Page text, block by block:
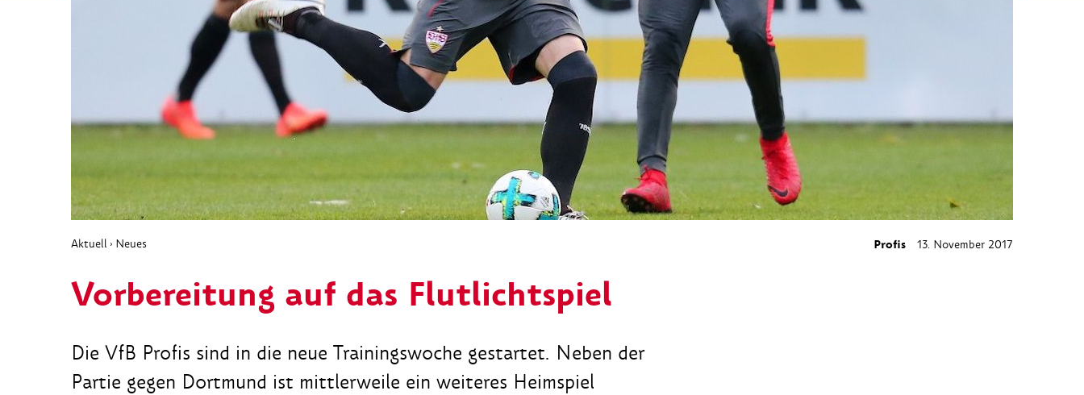
Aktuell › Neues Profis 13. November 2017
Vorbereitung auf das Flutlichtspiel
Die VfB Profis sind in die neue Trainingswoche gestartet. Neben der
Partie gegen Dortmund ist mittlerweile ein weiteres Heimspiel